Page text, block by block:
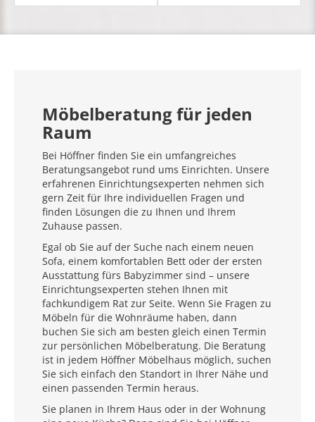
Möbelberatung für jeden
Raum
Bei Höffner finden Sie ein umfangreiches
Beratungsangebot rund ums Einrichten. Unsere
erfahrenen Einrichtungsexperten nehmen sich
gern Zeit für Ihre individuellen Fragen und
finden Lösungen die zu Ihnen und Ihrem
Zuhause passen.
Egal ob Sie auf der Suche nach einem neuen
Sofa, einem komfortablen Bett oder der ersten
Ausstattung fürs Babyzimmer sind – unsere
Einrichtungsexperten stehen Ihnen mit
fachkundigem Rat zur Seite. Wenn Sie Fragen zu
Möbeln für die Wohnräume haben, dann
buchen Sie sich am besten gleich einen Termin
zur persönlichen Möbelberatung. Die Beratung
ist in jedem Höffner Möbelhaus möglich, suchen
Sie sich einfach den Standort in Ihrer Nähe und
einen passenden Termin heraus.
Sie planen in Ihrem Haus oder in der Wohnung